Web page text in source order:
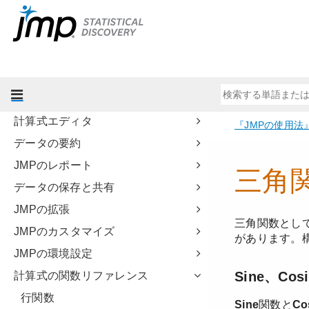
はじめに
データの読み込み
データの再構成
計算式エディタ
データの要約
JMPのレポート
データの保存と共有
JMPの拡張
JMPのカスタマイズ
JMPの環境設定
計算式の関数リファレンス
行関数